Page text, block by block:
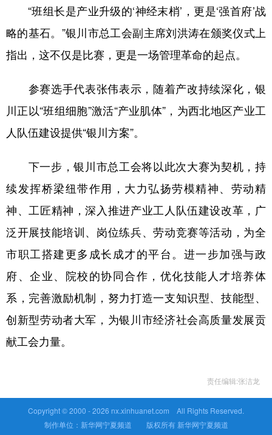
“班组长是产业升级的‘神经末梢’，更是‘强首府’战
略的基石。”银川市总工会副主席刘洪涛在颁奖仪式上
指出，这不仅是比赛，更是一场管理革命的起点。
参赛选手代表张伟表示，随着产改持续深化，银
川正以“班组细胞”激活“产业肌体”，为西北地区产业工
人队伍建设提供“银川方案”。
下一步，银川市总工会将以此次大赛为契机，持
续发挥桥梁纽带作用，大力弘扬劳模精神、劳动精
神、工匠精神，深入推进产业工人队伍建设改革，广
泛开展技能培训、岗位练兵、劳动竞赛等活动，为全
市职工搭建更多成长成才的平台。进一步加强与政
府、企业、院校的协同合作，优化技能人才培养体
系，完善激励机制，努力打造一支知识型、技能型、
创新型劳动者大军，为银川市经济社会高质量发展贡
献工会力量。
责任编辑:张洁龙
Copyright © 2000 -2026 nx.xinhuanet.com All Rights Reserved.
制作单位：新华网宁夏频道 版权所有 新华网宁夏频道